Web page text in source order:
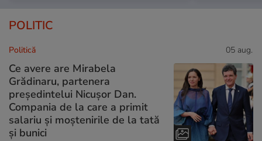
POLITIC
Politică 05 aug.
Ce avere are Mirabela
Grădinaru, partenera
președintelui Nicușor Dan.
Compania de la care a primit
salariu și moștenirile de la tată
și bunici